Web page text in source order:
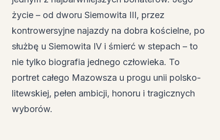
życie – od dworu Siemowita III, przez
kontrowersyjne najazdy na dobra kościelne, po
służbę u Siemowita IV i śmierć w stepach – to
nie tylko biografia jednego człowieka. To
portret całego Mazowsza u progu unii polsko-
litewskiej, pełen ambicji, honoru i tragicznych
wyborów.